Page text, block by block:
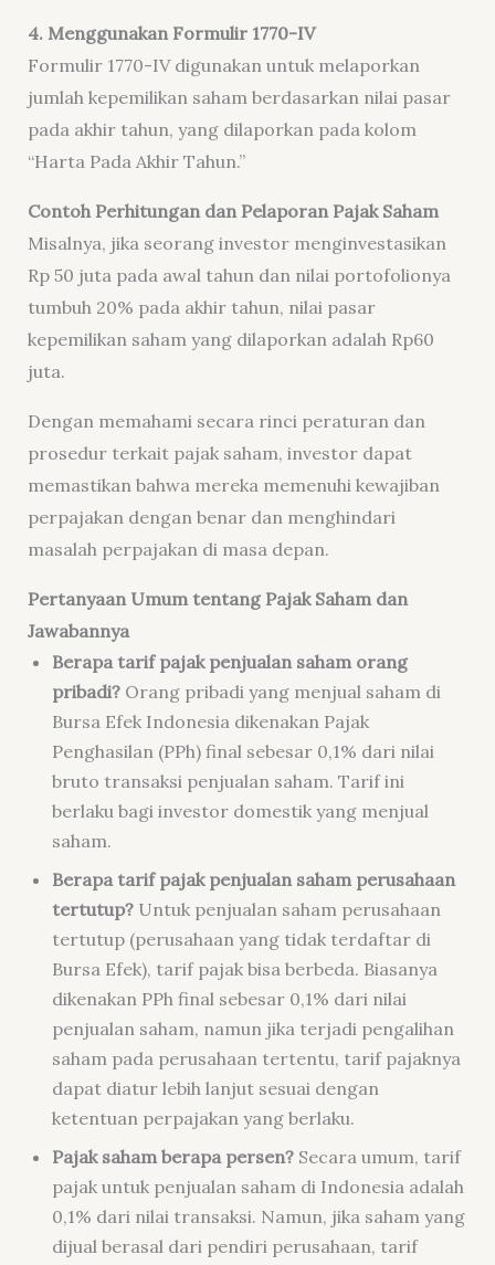
4. Menggunakan Formulir 1770-IV
Formulir 1770-IV digunakan untuk melaporkan
jumlah kepemilikan saham berdasarkan nilai pasar
pada akhir tahun, yang dilaporkan pada kolom
“Harta Pada Akhir Tahun.”
Contoh Perhitungan dan Pelaporan Pajak Saham
Misalnya, jika seorang investor menginvestasikan
Rp 50 juta pada awal tahun dan nilai portofolionya
tumbuh 20% pada akhir tahun, nilai pasar
kepemilikan saham yang dilaporkan adalah Rp60
juta.
Dengan memahami secara rinci peraturan dan
prosedur terkait pajak saham, investor dapat
memastikan bahwa mereka memenuhi kewajiban
perpajakan dengan benar dan menghindari
masalah perpajakan di masa depan.
Pertanyaan Umum tentang Pajak Saham dan
Jawabannya
Berapa tarif pajak penjualan saham orang
pribadi? Orang pribadi yang menjual saham di
Bursa Efek Indonesia dikenakan Pajak
Penghasilan (PPh) final sebesar 0,1% dari nilai
bruto transaksi penjualan saham. Tarif ini
berlaku bagi investor domestik yang menjual
saham.
Berapa tarif pajak penjualan saham perusahaan
tertutup?Untuk penjualan saham perusahaan
tertutup (perusahaan yang tidak terdaftar di
Bursa Efek), tarif pajak bisa berbeda. Biasanya
dikenakan PPh final sebesar 0,1% dari nilai
penjualan saham, namun jika terjadi pengalihan
saham pada perusahaan tertentu, tarif pajaknya
dapat diatur lebih lanjut sesuai dengan
ketentuan perpajakan yang berlaku.
Pajak saham berapa persen? Secara umum, tarif
pajak untuk penjualan saham di Indonesia adalah
0,1% dari nilai transaksi. Namun, jika saham yang
dijual berasal dari pendiri perusahaan, tarif